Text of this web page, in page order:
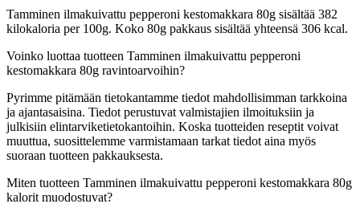
Tamminen ilmakuivattu pepperoni kestomakkara 80g sisältää 382
kilokaloria per 100g. Koko 80g pakkaus sisältää yhteensä 306 kcal.
Voinko luottaa tuotteen Tamminen ilmakuivattu pepperoni
kestomakkara 80g ravintoarvoihin?
Pyrimme pitämään tietokantamme tiedot mahdollisimman tarkkoina
ja ajantasaisina. Tiedot perustuvat valmistajien ilmoituksiin ja
julkisiin elintarviketietokantoihin. Koska tuotteiden reseptit voivat
muuttua, suosittelemme varmistamaan tarkat tiedot aina myös
suoraan tuotteen pakkauksesta.
Miten tuotteen Tamminen ilmakuivattu pepperoni kestomakkara 80g
kalorit muodostuvat?